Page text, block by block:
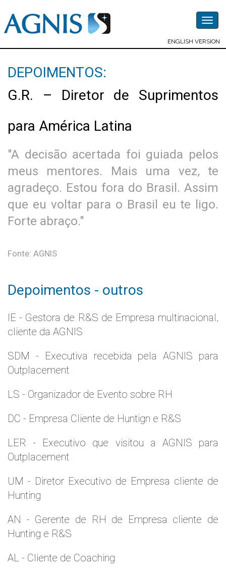
ENGLISH VERSION
DEPOIMENTOS:
G.R. – Diretor de Suprimentos
para América Latina
"A decisão acertada foi guiada pelos
meus mentores. Mais uma vez, te
agradeço. Estou fora do Brasil. Assim
que eu voltar para o Brasil eu te ligo.
Forte abraço."
Fonte: AGNIS
Depoimentos - outros
IE - Gestora de R&S de Empresa multinacional,
cliente da AGNIS
SDM - Executiva recebida pela AGNIS para
Outplacement
LS - Organizador de Evento sobre RH
DC - Empresa Cliente de Huntign e R&S
LER - Executivo que visitou a AGNIS para
Outplacement
UM - Diretor Executivo de Empresa cliente de
Hunting
AN - Gerente de RH de Empresa cliente de
Hunting e R&S
AL - Cliente de Coaching